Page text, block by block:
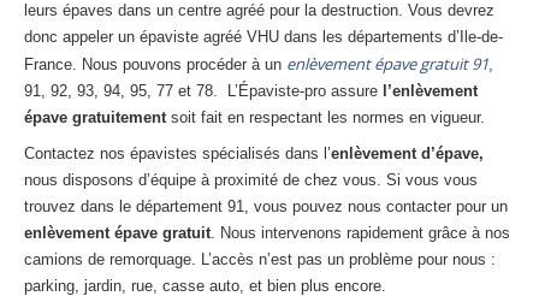
01 83 64 20 40
leurs épaves dans un centre agréé pour la destruction. Vous devrez
donc appeler un épaviste agréé VHU dans les départements d’Ile-de-
France. Nous pouvons procéder à un enlèvement épave gratuit 91,
91, 92, 93, 94, 95, 77 et 78. L’Épaviste-pro assure l’enlèvement
épave gratuitementsoit fait en respectant les normes en vigueur.
Contactez nos épavistes spécialisés dans l’enlèvement d’épave,
nous disposons d’équipe à proximité de chez vous. Si vous vous
trouvez dans le département 91, vous pouvez nous contacter pour un
enlèvement épave gratuit. Nous intervenons rapidement grâce à nos
camions de remorquage. L’accès n’est pas un problème pour nous :
parking, jardin, rue, casse auto, et bien plus encore.